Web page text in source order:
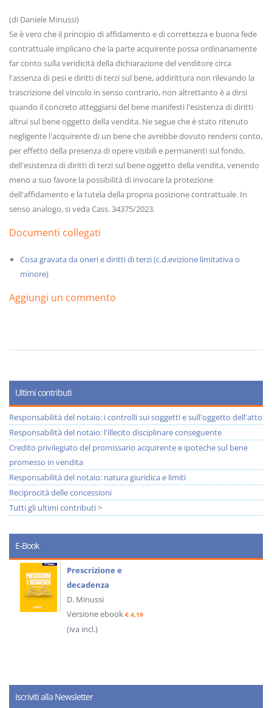
(di Daniele Minussi)
Se è vero che il principio di affidamento e di correttezza e buona fede
contrattuale implicano che la parte acquirente possa ordinariamente
far conto sulla veridicità della dichiarazione del venditore circa
l'assenza di pesi e diritti di terzi sul bene, addirittura non rilevando la
trascrizione del vincolo in senso contrario, non altrettanto è a dirsi
quando il concreto atteggiarsi del bene manifesti l'esistenza di diritti
altrui sul bene oggetto della vendita. Ne segue che è stato ritenuto
negligente l'acquirente di un bene che avrebbe dovuto rendersi conto,
per effetto della presenza di opere visibili e permanenti sul fondo,
dell'esistenza di diritti di terzi sul bene oggetto della vendita, venendo
meno a suo favore la possibilità di invocare la protezione
dell'affidamento e la tutela della propria posizione contrattuale. In
senso analogo, si veda Cass. 34375/2023.
Documenti collegati
Cosa gravata da oneri e diritti di terzi (c.d.evizione limitativa o
minore)
Aggiungi un commento
Ultimi contributi
Responsabilità del notaio: i controlli sui soggetti e sull'oggetto dell'atto
Responsabilità del notaio: l'illecito disciplinare conseguente
Credito privilegiato del promissario acquirente e ipoteche sul bene
promesso in vendita
Responsabilità del notaio: natura giuridica e limiti
Reciprocità delle concessioni
Tutti gli ultimi contributi >
E-Book
Prescrizione e
decadenza
D. Minussi
Versione ebook € 4,19
(iva incl.)
Iscriviti alla Newsletter